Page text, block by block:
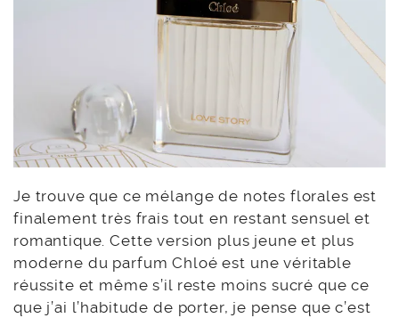
Je trouve que ce mélange de notes florales est
finalement très frais tout en restant sensuel et
romantique. Cette version plus jeune et plus
moderne du parfum Chloé est une véritable
réussite et même s’il reste moins sucré que ce
que j’ai l’habitude de porter, je pense que c’est